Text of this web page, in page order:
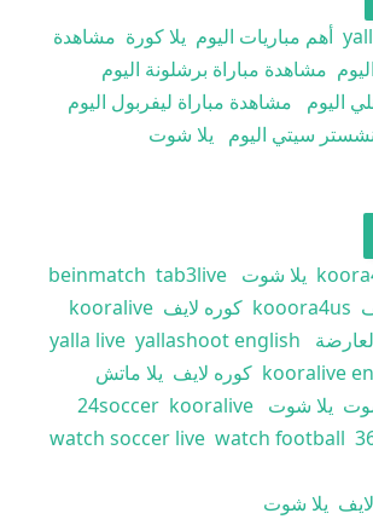
أهم مباريات اليوم يلا كورة مشاهدة
مشاهدة مباراة برشلونة اليوم
اليوم
مشاهدة مباراة ليفربول اليوم
سيتي اليوم
يلا شوت
يلا شوت beinmatch tab3live
kooora4us كوره لايف kooralive
yalla live yallashoot english
kooralive كوره لايف يلا ماتش
يلا شوت 24soccer kooralive
watch soccer live watch football
يلا شوت